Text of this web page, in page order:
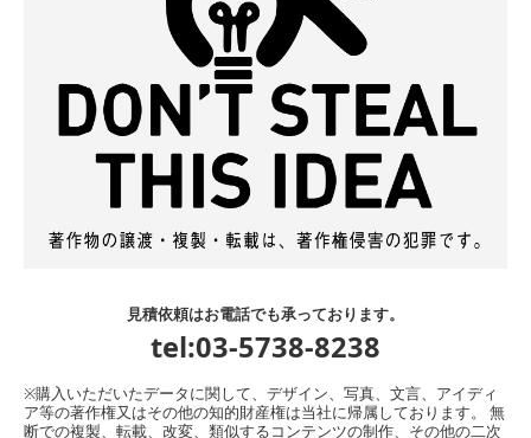
見積依頼はお電話でも承っております。
tel:03-5738-8238
※購入いただいたデータに関して、デザイン、写真、文言、アイディ
ア等の著作権又はその他の知的財産権は当社に帰属しております。 無
断での複製、転載、改変、類似するコンテンツの制作、その他の二次